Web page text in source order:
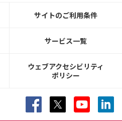
サイトのご利用条件
サービス一覧
ウェブアクセシビリティ
ポリシー